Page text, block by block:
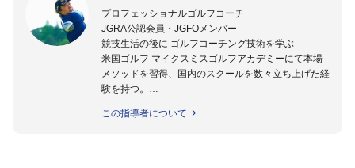
プロフェッショナルゴルフコーチ
JGRA公認会員・JGFOメンバー
競技生活の後に ゴルフコーチング技術を学ぶ
米国ゴルフ マイクスミスゴルフアカデミーにて本場
メソッドを習得、国内のスクールを数々立ち上げた経
験を持つ。
考え、個別に適合する本質を 効率的に理論立てなが
この指導者について